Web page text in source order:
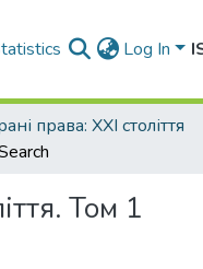
Log In
права: ХХІ століття
Том 1